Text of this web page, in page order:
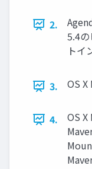
2.
5.4
トイ
3. OS X
4.
OS X